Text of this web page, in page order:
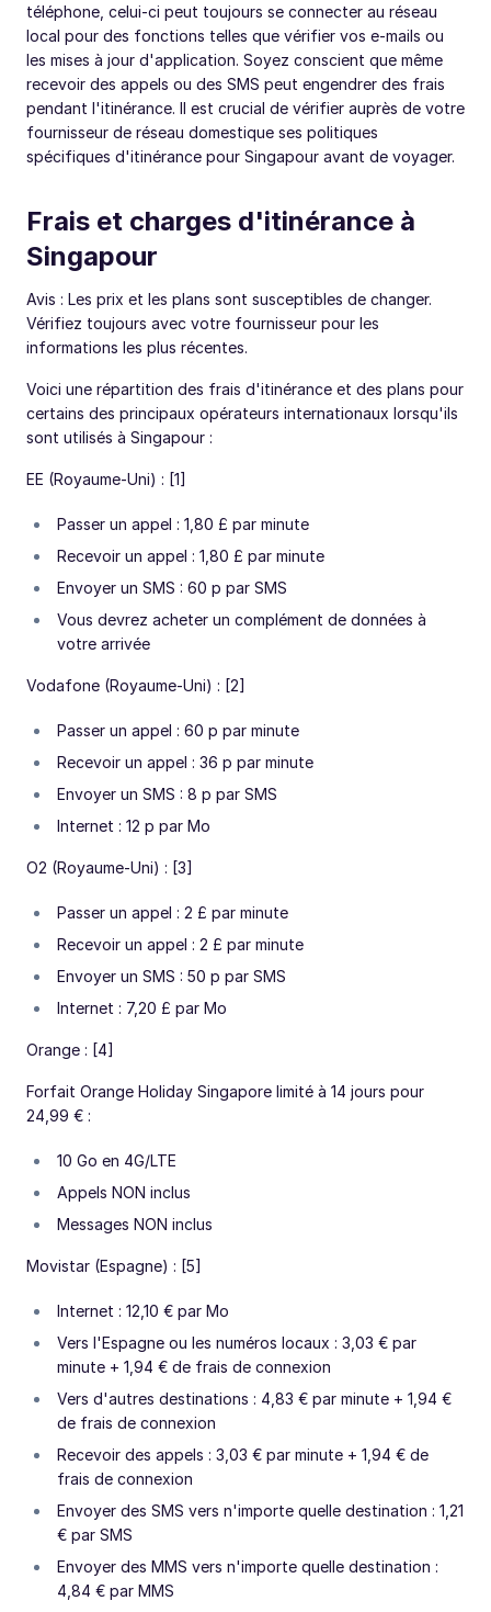
téléphone, celui-ci peut toujours se connecter au réseau
local pour des fonctions telles que vérifier vos e-mails ou
les mises à jour d'application. Soyez conscient que même
recevoir des appels ou des SMS peut engendrer des frais
pendant l'itinérance. Il est crucial de vérifier auprès de votre
fournisseur de réseau domestique ses politiques
spécifiques d'itinérance pour Singapour avant de voyager.
Frais et charges d'itinérance à
Singapour
Avis : Les prix et les plans sont susceptibles de changer.
Vérifiez toujours avec votre fournisseur pour les
informations les plus récentes.
Voici une répartition des frais d'itinérance et des plans pour
certains des principaux opérateurs internationaux lorsqu'ils
sont utilisés à Singapour :
EE (Royaume-Uni) : [1]
Passer un appel : 1,80 £ par minute
Recevoir un appel : 1,80 £ par minute
Envoyer un SMS : 60 p par SMS
Vous devrez acheter un complément de données à
votre arrivée
Vodafone (Royaume-Uni) : [2]
Passer un appel : 60 p par minute
Recevoir un appel : 36 p par minute
Envoyer un SMS : 8 p par SMS
Internet : 12 p par Mo
O2 (Royaume-Uni) : [3]
Passer un appel : 2 £ par minute
Recevoir un appel : 2 £ par minute
Envoyer un SMS : 50 p par SMS
Internet : 7,20 £ par Mo
Orange : [4]
Forfait Orange Holiday Singapore limité à 14 jours pour
24,99 € :
10 Go en 4G/LTE
Appels NON inclus
Messages NON inclus
Movistar (Espagne) : [5]
Internet : 12,10 € par Mo
Vers l'Espagne ou les numéros locaux : 3,03 € par
minute + 1,94 € de frais de connexion
Vers d'autres destinations : 4,83 € par minute + 1,94 €
de frais de connexion
Recevoir des appels : 3,03 € par minute + 1,94 € de
frais de connexion
Envoyer des SMS vers n'importe quelle destination : 1,21
€ par SMS
Envoyer des MMS vers n'importe quelle destination :
4,84 € par MMS